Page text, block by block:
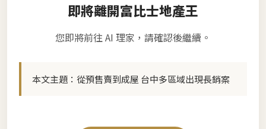
即將離開富比士地產王
您即將前往 AI 理家，請確認後繼續。
本文主題： 從預售賣到成屋 台中多區域出現長銷案